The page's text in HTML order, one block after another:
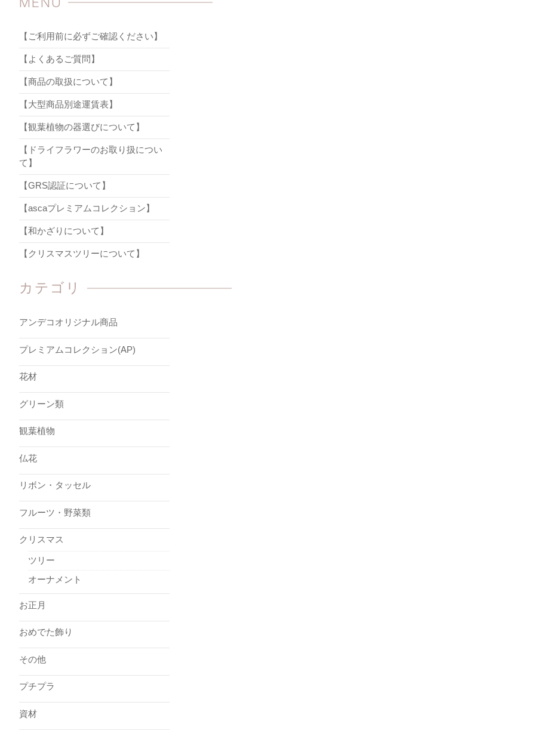
【ご利用前に必ずご確認ください】
【よくあるご質問】
【商品の取扱について】
【大型商品別途運賃表】
【観葉植物の器選びについて】
【ドライフラワーのお取り扱につい
て】
【GRS認証について】
【ascaプレミアムコレクション】
【和かざりについて】
【クリスマスツリーについて】
カテゴリ
アンデコオリジナル商品
プレミアムコレクション(AP)
花材
グリーン類
観葉植物
仏花
リボン・タッセル
フルーツ・野菜類
クリスマス
ツリー
オーナメント
お正月
おめでた飾り
その他
プチプラ
資材